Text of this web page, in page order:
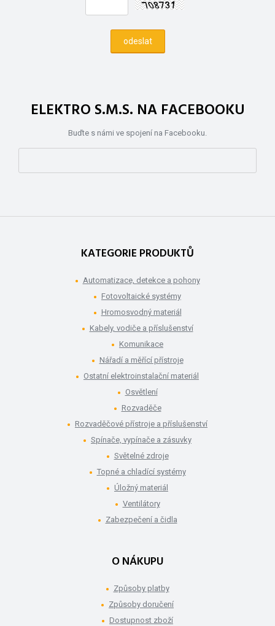
ELEKTRO S.M.S. NA FACEBOOKU
Buďte s námi ve spojení na Facebooku.
KATEGORIE PRODUKTŮ
Automatizace, detekce a pohony
Fotovoltaické systémy
Hromosvodný materiál
Kabely, vodiče a příslušenství
Komunikace
Nářadí a měřící přístroje
Ostatní elektroinstalační materiál
Osvětlení
Rozvaděče
Rozvaděčové přístroje a příslušenství
Spínače, vypínače a zásuvky
Světelné zdroje
Topné a chladící systémy
Úložný materiál
Ventilátory
Zabezpečení a čidla
O NÁKUPU
Způsoby platby
Způsoby doručení
Dostupnost zboží